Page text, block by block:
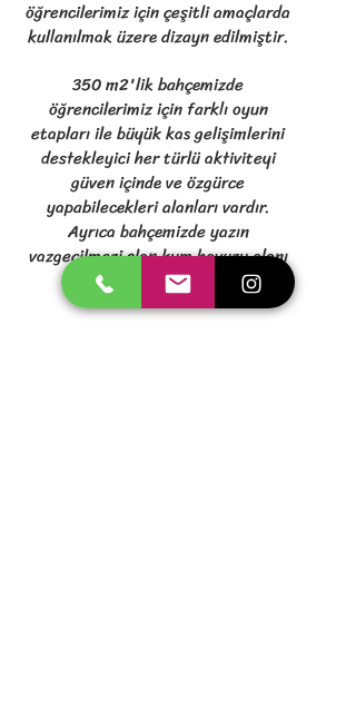
öğrencilerimiz için çeşitli amaçlarda
kullanılmak üzere dizayn edilmiştir.
350 m2'lik bahçemizde
öğrencilerimiz için farklı oyun
etapları ile büyük kas gelişimlerini
destekleyici her türlü aktiviteyi
güven içinde ve özgürce
yapabilecekleri alanları vardır.
Ayrıca bahçemizde yazın
vazgeçilmezi olan kum havuzu alanı
vardır.